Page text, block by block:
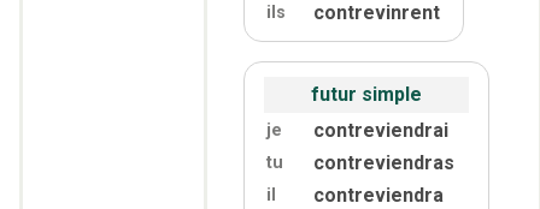
ils contrevinrent
futur simple
je contreviendrai
tu contreviendras
il contreviendra